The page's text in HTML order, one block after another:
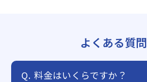
よくある質問
料金はいくらですか？